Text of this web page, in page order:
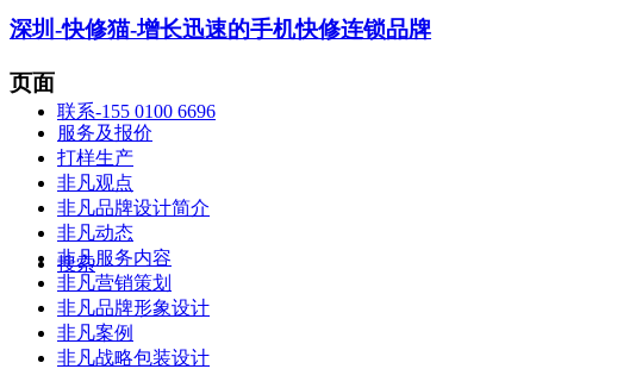
联系-155 0100 6696
搜索
深圳-快修猫-增长迅速的手机快修连锁品牌
页面
服务及报价
打样生产
非凡观点
非凡品牌设计简介
非凡动态
非凡服务内容
非凡营销策划
非凡品牌形象设计
非凡案例
非凡战略包装设计